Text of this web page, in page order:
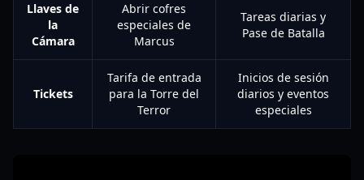
Llaves de
la
Cámara
Abrir cofres
especiales de
Marcus
Tareas diarias y
Pase de Batalla
Tickets
Tarifa de entrada
para la Torre del
Terror
Inicios de sesión
diarios y eventos
especiales